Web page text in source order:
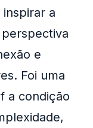
a
e
Foi uma
a condição